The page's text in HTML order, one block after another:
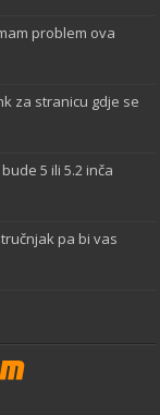
problem ova
za stranicu gdje se
5 ili 5.2 inča
pa bi vas